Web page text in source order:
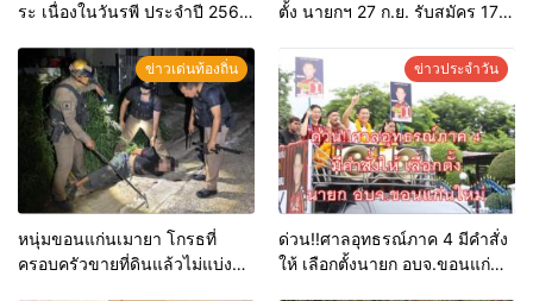
ระ เนื่องในวันรพี ประจำปี 2569
เพื่อเชื่อมความสัมพันธ์อันดีของ
หน่วยงานในกระบวนการ
ยุติธรรม
ตั้ง นายกฯ 27 ก.ย. รับสมัคร 17-
การเลือกตั้งหากคุณสมบัติครบ
มั่นใจคนใช้สิทธิ์ทะลุ 70%
ข่าวเด่นท้องถิ่น
หนุ่มขอนแก่นเมายา โกรธที่
ครอบครัวขายที่ดินแล้วไม่แบ่ง
ข่าวประจำวัน
ด่วน!!ศาลอุทธรณ์ภาค 4 มีคำสั่ง
ให้ เลือกตั้งนายก อบจ.ขอนแก่น